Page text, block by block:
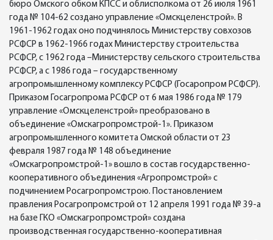
бюро Омского обком КПСС и облисполкома от 26 июля 1961
года № 104-62 создано управление «Омскцеленстрой». В
1961-1962 годах оно подчинялось Министерству совхозов
РСФСР в 1962-1966 годах Министерству строительства
РСФСР, с 1962 года –Министерству сельского строительства
РСФСР, а с 1986 года – государственному
агропромышленному комплексу РСФСР (Госаропром РСФСР).
Приказом Госагропрома РСФСР от 6 мая 1986 года № 179
управление «Омскцеленстрой» преобразовано в
объединение «Омскагропромстрой-1». Приказом
агропромышленного комитета Омской области от 23
февраля 1987 года № 148 объединение
«Омскагропромстрой-1» вошло в состав государственно-
кооперативного объединения «Агропромстрой» с
подчинением Росагропромстрою. Постановлением
правления Росагропромстрой от 12 апреля 1991 года № 39-а
на базе ГКО «Омскагропромстрой» создана
производственная государственно-кооперативная